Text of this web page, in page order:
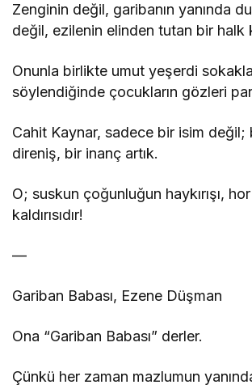
Zenginin değil, garibanın yanında
değil, ezilenin elinden tutan bir halk
Onunla birlikte umut yeşerdi
söylendiğinde çocukların gözleri
Cahit Kaynar, sadece bir isim değil;
direniş, bir inanç artık.
O; suskun çoğunluğun haykırışı,
kaldırısıdır!
—
Gariban Babası, Ezene Düşman
Ona “Gariban Babası” derler.
Çünkü her zaman mazlumun